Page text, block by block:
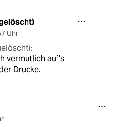
Uhr
vermutlich auf's
Drucke.